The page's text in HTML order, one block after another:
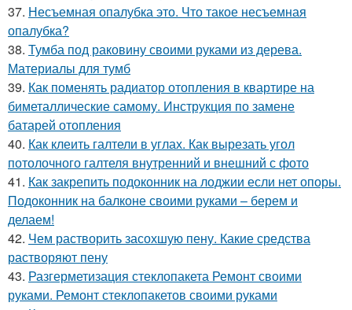
37. Несъемная опалубка это. Что такое несъемная
опалубка?
38. Тумба под раковину своими руками из дерева.
Материалы для тумб
39. Как поменять радиатор отопления в квартире на
биметаллические самому. Инструкция по замене
батарей отопления
40. Как клеить галтели в углах. Как вырезать угол
потолочного галтеля внутренний и внешний с фото
41. Как закрепить подоконник на лоджии если нет опоры.
Подоконник на балконе своими руками – берем и
делаем!
42. Чем растворить засохшую пену. Какие средства
растворяют пену
43. Разгерметизация стеклопакета Ремонт своими
руками. Ремонт стеклопакетов своими руками